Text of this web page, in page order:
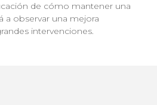
de cómo mantener una
a observar una mejora
intervenciones.